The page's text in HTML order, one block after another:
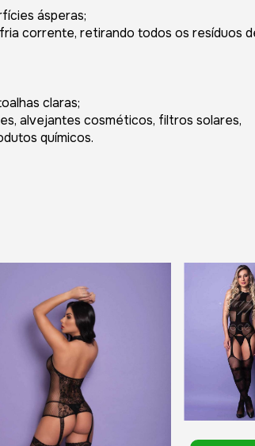
ásperas;
corrente, retirando todos os resíduos
claras;
alvejantes cosméticos, filtros solares,
químicos.